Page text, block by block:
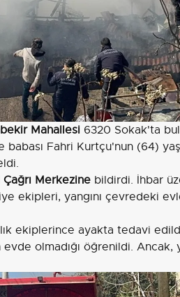
Mahallesi 6320 Sokak'ta
babası Fahri Kurtçu'nun (64)
Çağrı Merkezine bildirdi. İhbar
ekipleri, yangını çevredeki
ekiplerince ayakta tedavi edildi.
olmadığı öğrenildi. Ancak,